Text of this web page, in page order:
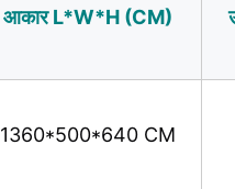
आकार L*W*H (CM)
1360*500*640 CM